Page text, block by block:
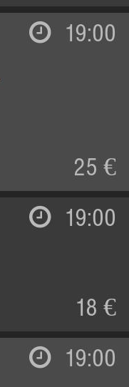
19:00
25 €
19:00
18 €
19:00